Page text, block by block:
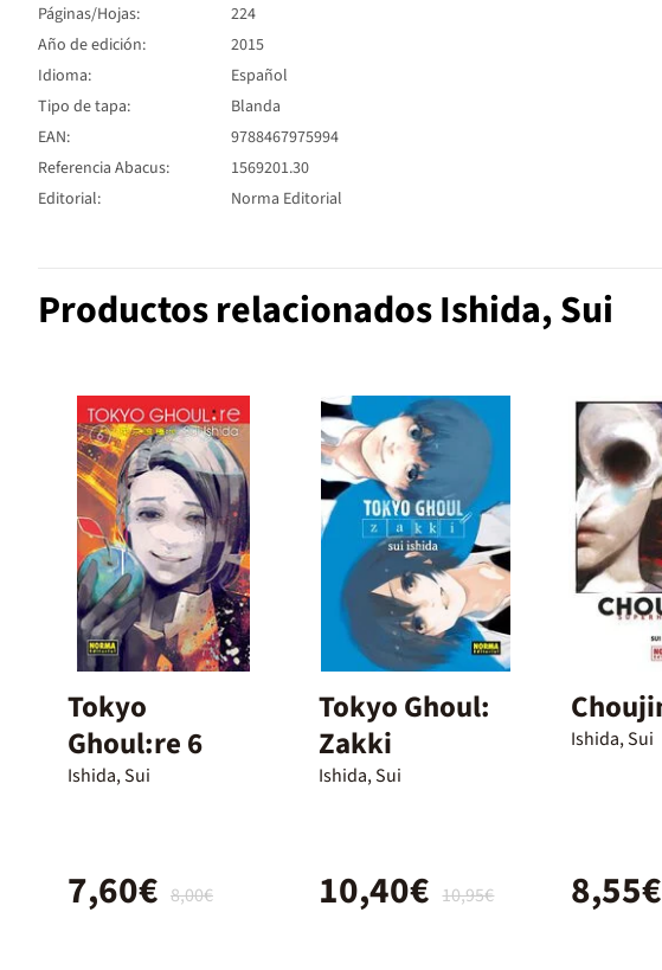
Páginas/Hojas:
224
Año de edición:
2015
Idioma:
Español
Tipo de tapa:
Blanda
EAN:
9788467975994
Referencia Abacus:
1569201.30
Editorial:
Norma Editorial
Productos relacionados Ishida, Sui
Tokyo
Ghoul:re 6
Ishida, Sui
8,00€
7,60€
Tokyo Ghoul:
Zakki
Ishida, Sui
10,95€
10,40€
Ishida, Sui
8,55€